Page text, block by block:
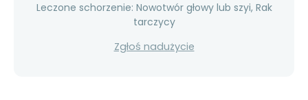
Leczone schorzenie: Nowotwór głowy lub szyi, Rak
tarczycy
Zgłoś nadużycie